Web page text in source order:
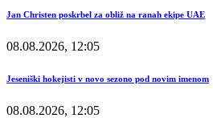
Jan Christen poskrbel za obliž na ranah ekipe UAE
08.08.2026, 12:05
Jeseniški hokejisti v novo sezono pod novim imenom
08.08.2026, 12:05